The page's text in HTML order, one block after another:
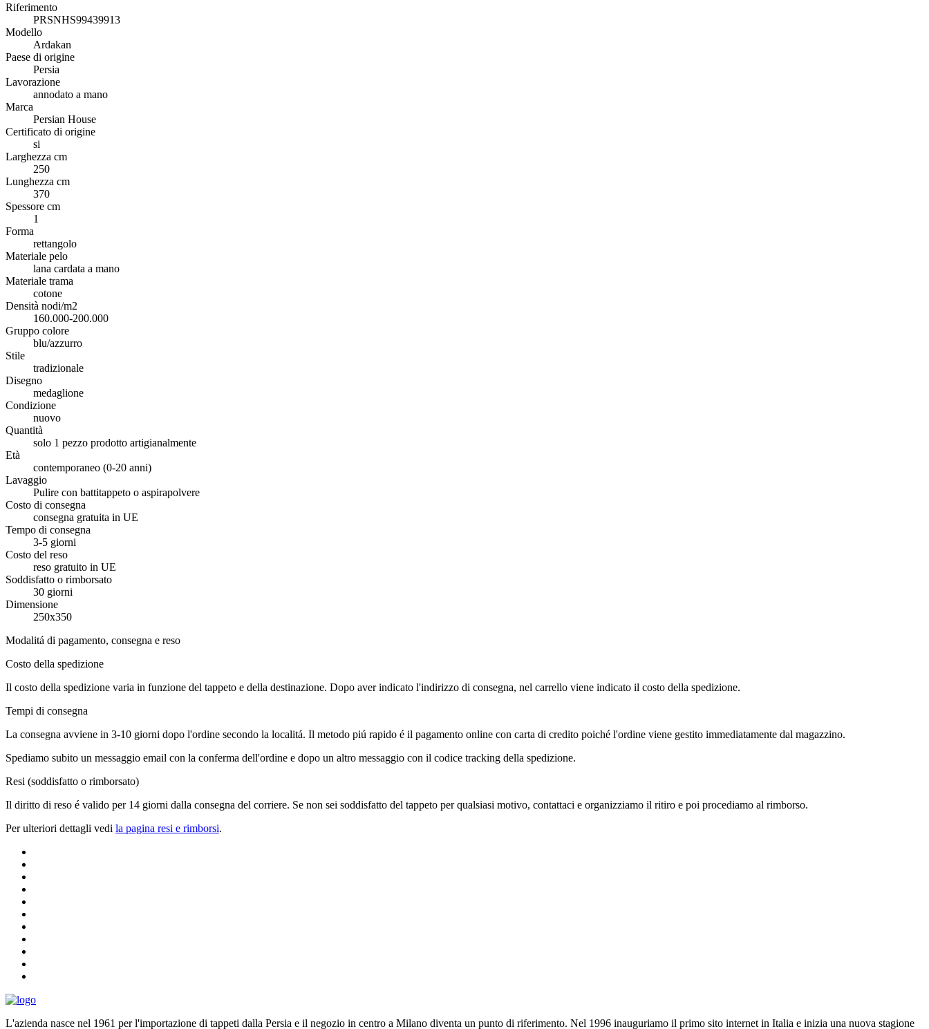
Riferimento
PRSNHS99439913
Modello
Ardakan
Paese di origine
Persia
Lavorazione
annodato a mano
Marca
Persian House
Certificato di origine
si
Larghezza cm
250
Lunghezza cm
370
Spessore cm
1
Forma
rettangolo
Materiale pelo
lana cardata a mano
Materiale trama
cotone
Densità nodi/m2
160.000-200.000
Gruppo colore
blu/azzurro
Stile
tradizionale
Disegno
medaglione
Condizione
nuovo
Quantità
solo 1 pezzo prodotto artigianalmente
Età
contemporaneo (0-20 anni)
Lavaggio
Pulire con battitappeto o aspirapolvere
Costo di consegna
consegna gratuita in UE
Tempo di consegna
3-5 giorni
Costo del reso
reso gratuito in UE
Soddisfatto o rimborsato
30 giorni
Dimensione
250x350
Modalitá di pagamento, consegna e reso
Costo della spedizione
Il costo della spedizione varia in funzione del tappeto e della destinazione. Dopo aver indicato l'indirizzo di consegna, nel carrello viene indicato il costo della spedizione.
Tempi di consegna
La consegna avviene in 3-10 giorni dopo l'ordine secondo la localitá. Il metodo piú rapido é il pagamento online con carta di credito poiché l'ordine viene gestito immediatamente dal magazzino.
Spediamo subito un messaggio email con la conferma dell'ordine e dopo un altro messaggio con il codice tracking della spedizione.
Resi (soddisfatto o rimborsato)
Il diritto di reso é valido per 14 giorni dalla consegna del corriere. Se non sei soddisfatto del tappeto per qualsiasi motivo, contattaci e organizziamo il ritiro e poi procediamo al rimborso.
Per ulteriori dettagli vedi la pagina resi e rimborsi.
L'azienda nasce nel 1961 per l'importazione di tappeti dalla Persia e il negozio in centro a Milano diventa un punto di riferimento. Nel 1996 inauguriamo il primo sito internet in Italia e inizia una nuova stagione